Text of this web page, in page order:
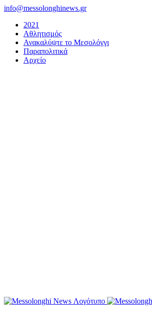
Μετάβαση
περιεχόμενο
info@messolonghinews.gr
2021
Αθλητισμός
Ανακαλύψτε το Μεσολόγγι
Παραπολιτικά
Αρχείο